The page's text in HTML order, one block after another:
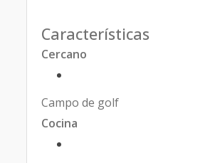
Características
Cercano
Campo de golf
Cocina